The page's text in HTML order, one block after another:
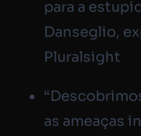
para a
Danseglio,
Pluralsight
as ameaças